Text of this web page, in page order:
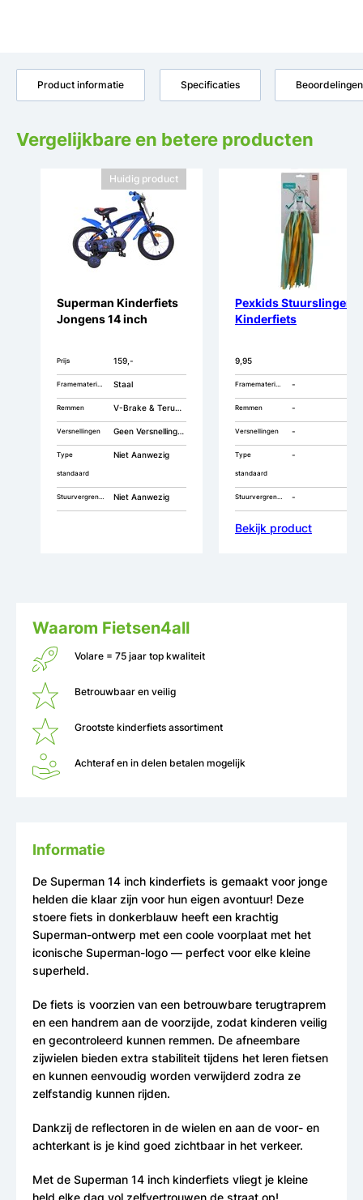
Product informatie Specificaties Beoordelingen
Vergelijkbare en betere producten
Huidig product
Superman Kinderfiets
Jongens 14 inch
Prijs 159,-
Framemateriaal Staal
Remmen V-Brake & Terugtrap
Versnellingen Geen Versnellingen
Type
standaard
Niet Aanwezig
Stuurvergrendeling Niet Aanwezig
Pexkids Stuurslingers
Kinderfiets
9,95
Framemateriaal -
Remmen -
Versnellingen -
Type
standaard
-
Stuurvergrendeling -
Bekijk product
Waarom Fietsen4all
Volare = 75 jaar top kwaliteit
Betrouwbaar en veilig
Grootste kinderfiets assortiment
Achteraf en in delen betalen mogelijk
Informatie
De Superman 14 inch kinderfiets is gemaakt voor jonge
helden die klaar zijn voor hun eigen avontuur! Deze
stoere fiets in donkerblauw heeft een krachtig
Superman-ontwerp met een coole voorplaat met het
iconische Superman-logo — perfect voor elke kleine
superheld.
De fiets is voorzien van een betrouwbare terugtraprem
en een handrem aan de voorzijde, zodat kinderen veilig
en gecontroleerd kunnen remmen. De afneembare
zijwielen bieden extra stabiliteit tijdens het leren fietsen
en kunnen eenvoudig worden verwijderd zodra ze
zelfstandig kunnen rijden.
Dankzij de reflectoren in de wielen en aan de voor- en
achterkant is je kind goed zichtbaar in het verkeer.
Met de Superman 14 inch kinderfiets vliegt je kleine
held elke dag vol zelfvertrouwen de straat op!